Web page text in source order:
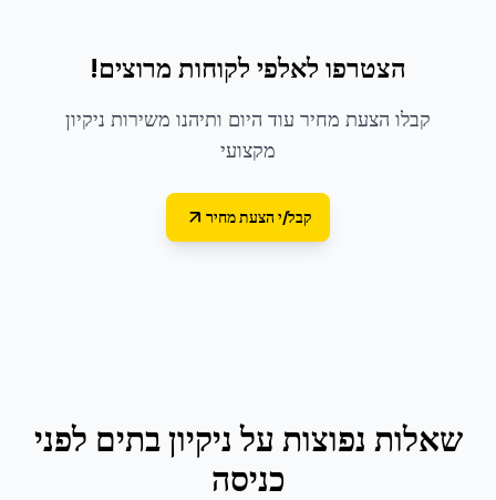
הצטרפו לאלפי לקוחות מרוצים!
קבלו הצעת מחיר עוד היום ותיהנו משירות ניקיון
מקצועי
קבל/י הצעת מחיר
שאלות נפוצות על ניקיון בתים לפני
כניסה